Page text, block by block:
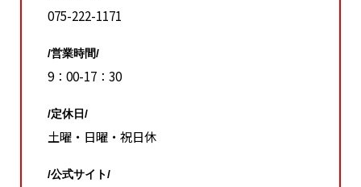
075-222-1171
/営業時間/
9：00-17：30
/定休日/
土曜・日曜・祝日休
/公式サイト/